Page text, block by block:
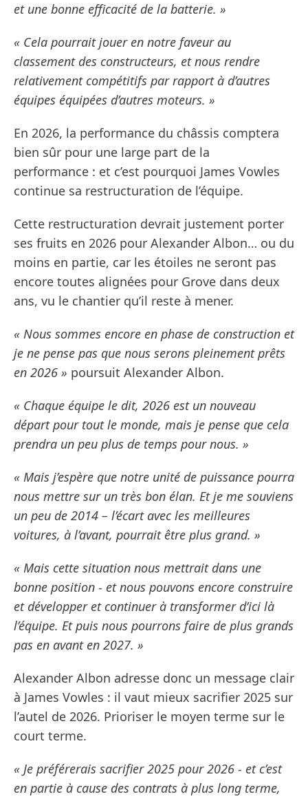
et une bonne efficacité de la batterie. »
« Cela pourrait jouer en notre faveur au
classement des constructeurs, et nous rendre
relativement compétitifs par rapport à d’autres
équipes équipées d’autres moteurs. »
En 2026, la performance du châssis comptera
bien sûr pour une large part de la
performance : et c’est pourquoi James Vowles
continue sa restructuration de l’équipe.
Cette restructuration devrait justement porter
ses fruits en 2026 pour Alexander Albon… ou du
moins en partie, car les étoiles ne seront pas
encore toutes alignées pour Grove dans deux
ans, vu le chantier qu’il reste à mener.
« Nous sommes encore en phase de construction et
je ne pense pas que nous serons pleinement prêts
en 2026 » poursuit Alexander Albon.
« Chaque équipe le dit, 2026 est un nouveau
départ pour tout le monde, mais je pense que cela
prendra un peu plus de temps pour nous. »
« Mais j’espère que notre unité de puissance pourra
nous mettre sur un très bon élan. Et je me souviens
un peu de 2014 – l’écart avec les meilleures
voitures, à l’avant, pourrait être plus grand. »
« Mais cette situation nous mettrait dans une
bonne position - et nous pouvons encore construire
et développer et continuer à transformer d’ici là
l’équipe. Et puis nous pourrons faire de plus grands
pas en avant en 2027. »
Alexander Albon adresse donc un message clair
à James Vowles : il vaut mieux sacrifier 2025 sur
l’autel de 2026. Prioriser le moyen terme sur le
court terme.
« Je préférerais sacrifier 2025 pour 2026 - et c’est
en partie à cause des contrats à plus long terme,